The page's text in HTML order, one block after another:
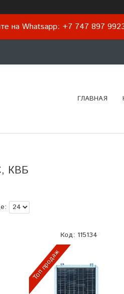
на Whatsapp: +7 747 897
ГЛАВНАЯ
КВБ
115134
Топ продаж